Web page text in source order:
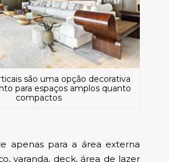
são uma opção decorativa
para espaços amplos quanto
compactos
apenas para a área externa
varanda, deck, área de lazer